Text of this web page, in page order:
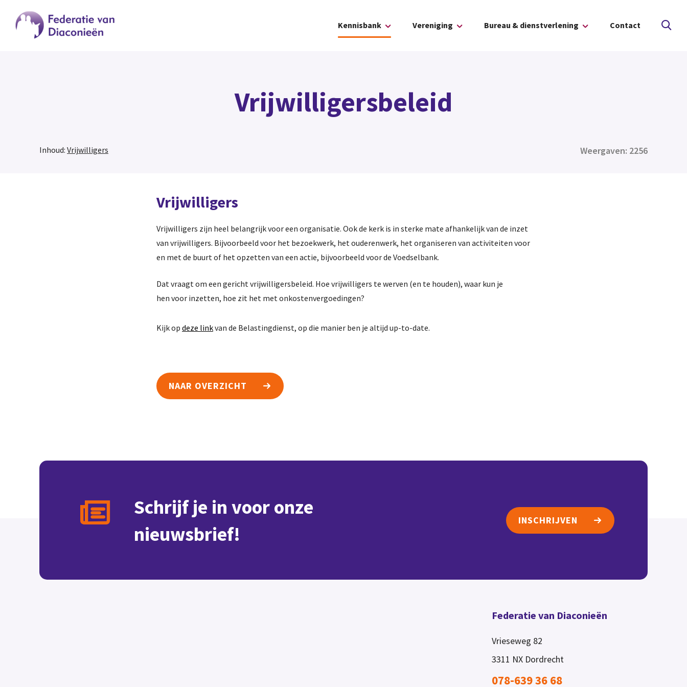
Kennisbank Vereniging Bureau & dienstverlening Contact
Kennisbank Vereniging
Vrijwilligersbeleid
Inhoud: Vrijwilligers Weergaven: 2256
Vrijwilligers
Vrijwilligers zijn heel belangrijk voor een organisatie. Ook de kerk is in sterke mate afhankelijk van de inzet
van vrijwilligers. Bijvoorbeeld voor het bezoekwerk, het ouderenwerk, het organiseren van activiteiten voor
en met de buurt of het opzetten van een actie, bijvoorbeeld voor de Voedselbank.
Dat vraagt om een gericht vrijwilligersbeleid. Hoe vrijwilligers te werven (en te houden), waar kun je
hen voor inzetten, hoe zit het met onkostenvergoedingen?
Kijk op deze linkvan de Belastingdienst, op die manier ben je altijd up-to-date.
NAAR OVERZICHT
Schrijf je in voor onze
nieuwsbrief!
INSCHRIJVEN
Federatie van Diaconieën
Vrieseweg 82
3311 NX Dordrecht
078-639 36 68